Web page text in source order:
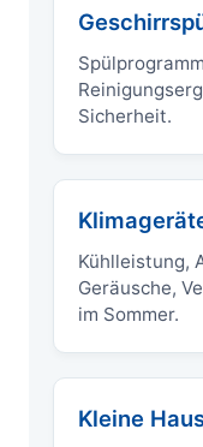
Sicherheit.
Kühlleistung,
Geräusche,
im Sommer.
Kleine